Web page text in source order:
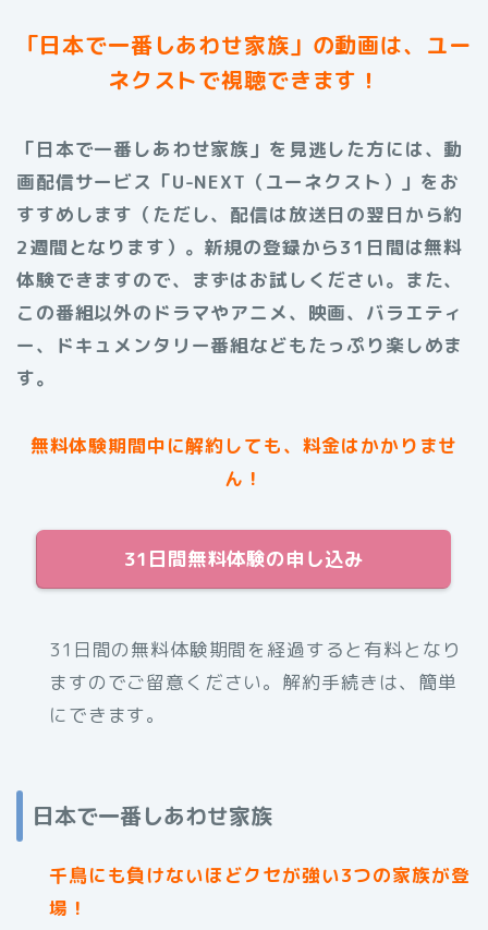
「日本で一番しあわせ家族」の動画は、ユー
ネクストで視聴できます！
「日本で一番しあわせ家族」を見逃した方には、動
画配信サービス「U-NEXT（ユーネクスト）」をお
すすめします（ただし、配信は放送日の翌日から約
2週間となります）。新規の登録から31日間は無料
体験できますので、まずはお試しください。また、
この番組以外のドラマやアニメ、映画、バラエティ
ー、ドキュメンタリー番組などもたっぷり楽しめま
す。
無料体験期間中に解約しても、料金はかかりませ
ん！
31日間無料体験の申し込み
31日間の無料体験期間を経過すると有料となり
ますのでご留意ください。解約手続きは、簡単
にできます。
日本で一番しあわせ家族
千鳥にも負けないほどクセが強い3つの家族が登
場！